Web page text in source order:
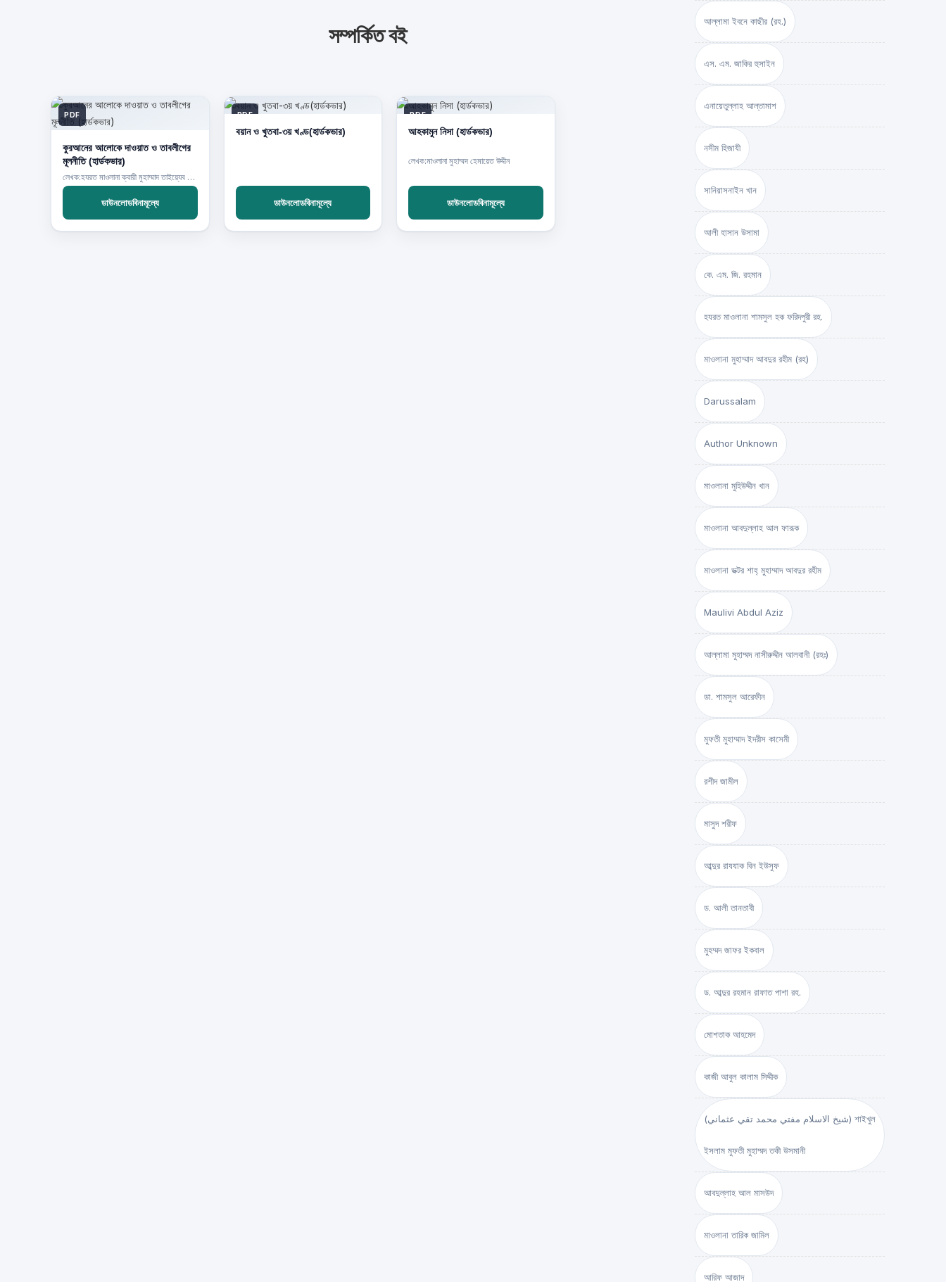
সম্পর্কিত বই
PDF
কুরআনের আলোকে দাওয়াত ও তাবলীগের
মূলনীতি (হার্ডকভার)
লেখক:হযরত মাওলানা ক্বারী মুহাম্মাদ তাইয়্যেব (রহ.)
ডাউনলোডবিনামূল্যে
PDF
বয়ান ও খুতবা-৩য় খণ্ড(হার্ডকভার)
ডাউনলোডবিনামূল্যে
PDF
আহকামুন নিসা (হার্ডকভার)
লেখক:মাওলানা মুহাম্মদ হেমায়েত উদ্দীন
ডাউনলোডবিনামূল্যে
আল্লামা ইবনে কাছীর (রহ.)
এস. এম. জাকির হুসাইন
এনায়েতুল্লাহ আল্‌তামাশ
নসীম হিজাযী
সানিয়াসনাইন খান
আলী হাসান উসামা
কে. এম. জি. রহমান
হযরত মাওলানা শামসুল হক ফরিদপুরী রহ.
মাওলানা মুহাম্মাদ আবদুর রহীম (রহ)
Darussalam
Author Unknown
মাওলানা মুহিউদ্দীন খান
মাওলানা আবদুল্লাহ আল ফারূক
মাওলানা ডক্টর শাহ্‌ মুহাম্মাদ আবদুর রহীম
Maulivi Abdul Aziz
আল্লামা মুহাম্মদ নাসীরুদ্দীন আলবানী (রহঃ)
ডা. শামসুল আরেফীন
মুফতী মুহাম্মাদ ইদরীস কাসেমী
রশীদ জামীল
মাসুদ শরীফ
আব্দুর রাযযাক বিন ইউসুফ
ড. আলী তানতাবী
মুহম্মদ জাফর ইকবাল
ড. আব্দুর রহমান রাফাত পাশা রহ.
মোশতাক আহমেদ
কাজী আবুল কালাম সিদ্দীক
(شيخ الاسلام مفتي محمد تقي عثماني) শাইখুল
ইসলাম মুফতী মুহাম্মদ তকী উসমানী
আবদুল্লাহ আল মাসউদ
মাওলানা তারিক জামিল
আরিফ আজাদ